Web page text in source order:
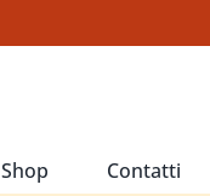
Shop Contatti